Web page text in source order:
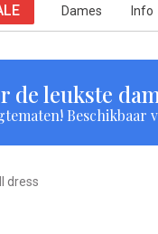
Dames Info
de leukste
Beschikbaar
dress